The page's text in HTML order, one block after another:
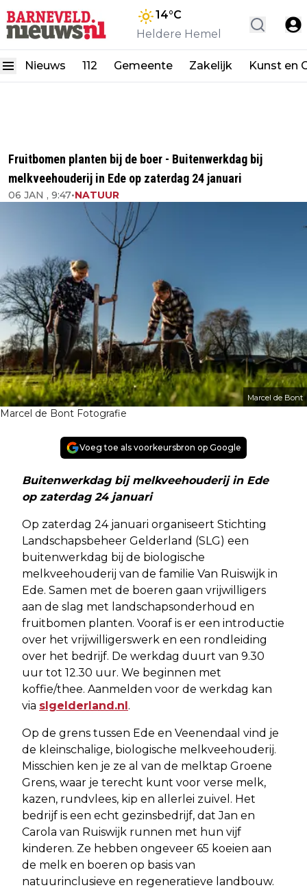
14°C
Heldere Hemel
Nieuws 112 Gemeente Zakelijk Kunst en
Fruitbomen planten bij de boer - Buitenwerkdag bij
melkveehouderij in Ede op zaterdag 24 januari
06 JAN , 9:47•NATUUR
Marcel de Bont
Marcel de Bont Fotografie
Voeg toe als voorkeursbron op Google
Buitenwerkdag bij melkveehouderij in Ede
op zaterdag 24 januari
Op zaterdag 24 januari organiseert Stichting
Landschapsbeheer Gelderland (SLG) een
buitenwerkdag bij de biologische
melkveehouderij van de familie Van Ruiswijk in
Ede. Samen met de boeren gaan vrijwilligers
aan de slag met landschapsonderhoud en
fruitbomen planten. Vooraf is er een introductie
over het vrijwilligerswerk en een rondleiding
over het bedrijf. De werkdag duurt van 9.30
uur tot 12.30 uur. We beginnen met
koffie/thee. Aanmelden voor de werkdag kan
via slgelderland.nl.
Op de grens tussen Ede en Veenendaal vind je
de kleinschalige, biologische melkveehouderij.
Misschien ken je ze al van de melktap Groene
Grens, waar je terecht kunt voor verse melk,
kazen, rundvlees, kip en allerlei zuivel. Het
bedrijf is een echt gezinsbedrijf, dat Jan en
Carola van Ruiswijk runnen met hun vijf
kinderen. Ze hebben ongeveer 65 koeien aan
de melk en boeren op basis van
natuurinclusieve en regeneratieve landbouw.